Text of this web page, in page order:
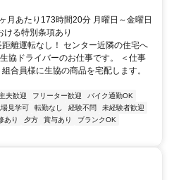
月あたり173時間20分 月曜日～金曜日
る特別条項あり
離運転なし！ センター近隣の住宅へ
協ドライバーのお仕事です。 ＜仕事
合員様に生協の商品を宅配します。
夫歓迎 フリーター歓迎
バイク通勤OK
見学可 転勤なし 経験不問
未経験者歓迎
あり 夕方 賞与あり
ブランクOK